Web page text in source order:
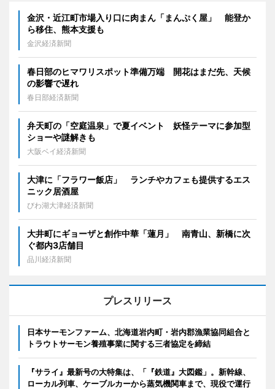
金沢・近江町市場入り口に肉まん「まんぷく屋」 能登か
ら移住、熊本支援も
金沢経済新聞
春日部のヒマワリスポット準備万端 開花はまだ先、天候
の影響で遅れ
春日部経済新聞
弁天町の「空庭温泉」で夏イベント 妖怪テーマに参加型
ショーや謎解きも
大阪ベイ経済新聞
大津に「フラワー飯店」 ランチやカフェも提供するエス
ニック居酒屋
びわ湖大津経済新聞
大井町にギョーザと創作中華「蓮月」 南青山、新橋に次
ぐ都内3店舗目
品川経済新聞
プレスリリース
日本サーモンファーム、北海道岩内町・岩内郡漁業協同組合と
トラウトサーモン養殖事業に関する三者協定を締結
『サライ』最新号の大特集は、「『鉄道』大図鑑」。新幹線、
ローカル列車、ケーブルカーから蒸気機関車まで、現役で運行